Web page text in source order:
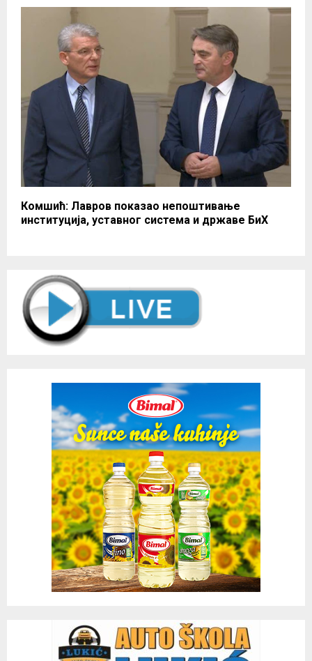
Комшић: Лавров показао непоштивање
институција, уставног система и државе БиХ